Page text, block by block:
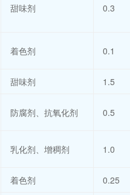
甜味剂 0.3
着色剂 0.1
甜味剂 1.5
防腐剂、抗氧化剂 0.5
乳化剂、增稠剂 1.0
着色剂 0.25